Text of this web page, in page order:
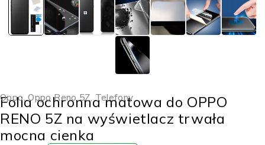
Oppo,Oppo Reno 5Z,Telefony
Folia ochronna matowa do OPPO
RENO 5Z na wyświetlacz trwała
mocna cienka